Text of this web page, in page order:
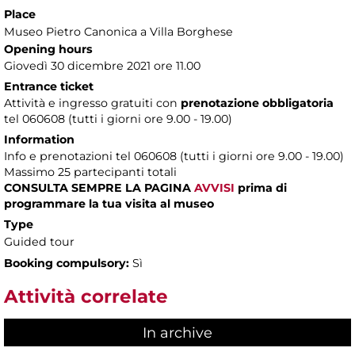
Place
Museo Pietro Canonica a Villa Borghese
Opening hours
Giovedì 30 dicembre 2021 ore 11.00
Entrance ticket
Attività e ingresso gratuiti con prenotazione obbligatoria
tel 060608 (tutti i giorni ore 9.00 - 19.00)
Information
Info e prenotazioni tel 060608 (tutti i giorni ore 9.00 - 19.00)
Massimo 25 partecipanti totali
CONSULTA SEMPRE LA PAGINA AVVISI prima di
programmare la tua visita al museo
Type
Guided tour
Booking compulsory: Sì
Attività correlate
In archive